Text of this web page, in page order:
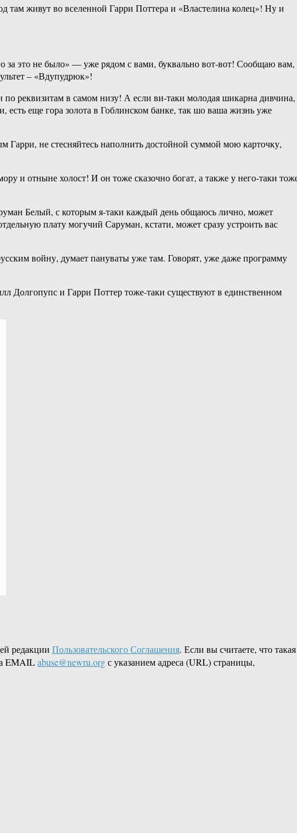
живут во вселенной Гарри Поттера и «Властелина колец»! Ну и
за это не было» — уже рядом с вами, буквально вот-вот! Сообщаю вам,
– «Вдупудрюк»!
реквизитам в самом низу! А если ви-таки молодая шикарна дивчина,
еще гора золота в Гоблинском банке, так шо ваша жизнь уже
не стесняйтесь наполнить достойной суммой мою карточку,
и отныне холост! И он тоже сказочно богат, а также у него-таки
Белый, с которым я-таки каждый день общаюсь лично, может
плату могучий Саруман, кстати, может сразу устроить вас
войну, думает пануваты уже там. Говорят, уже даже программу
Долгопупс и Гарри Поттер тоже-таки существуют в единственном
редакции Пользовательского Соглашения. Если вы считаете, что такая
EMAILabuse@newru.orgс указанием адреса (URL) страницы,